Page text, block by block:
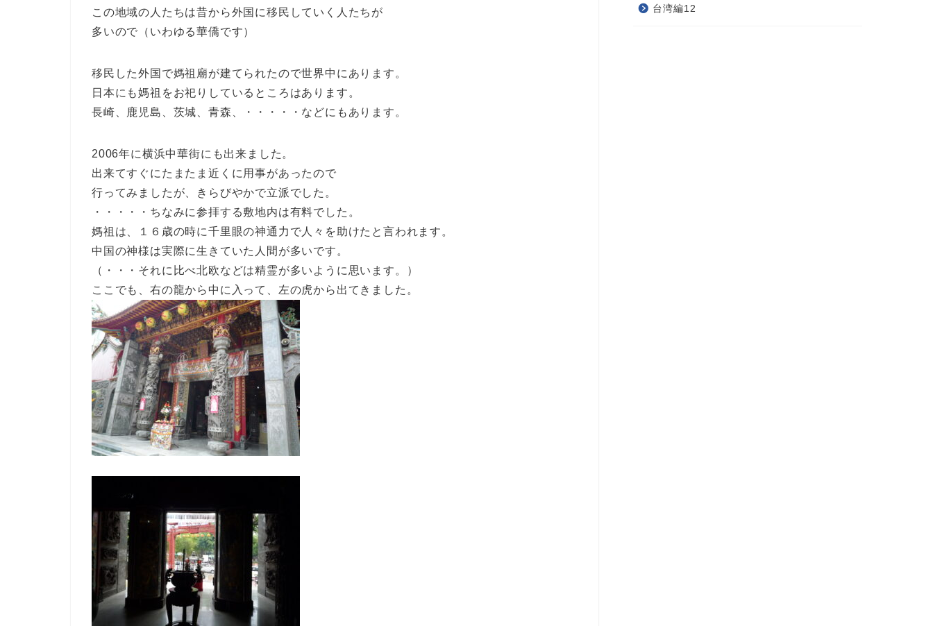
この地域の人たちは昔から外国に移民していく人たちが
多いので（いわゆる華僑です）
移民した外国で媽祖廟が建てられたので世界中にあります。
日本にも媽祖をお祀りしているところはあります。
長崎、鹿児島、茨城、青森、・・・・・などにもあります。
2006年に横浜中華街にも出来ました。
出来てすぐにたまたま近くに用事があったので
行ってみましたが、きらびやかで立派でした。
・・・・・ちなみに参拝する敷地内は有料でした。
媽祖は、１６歳の時に千里眼の神通力で人々を助けたと言われます。
中国の神様は実際に生きていた人間が多いです。
（・・・それに比べ北欧などは精霊が多いように思います。）
ここでも、右の龍から中に入って、左の虎から出てきました。
台湾編12